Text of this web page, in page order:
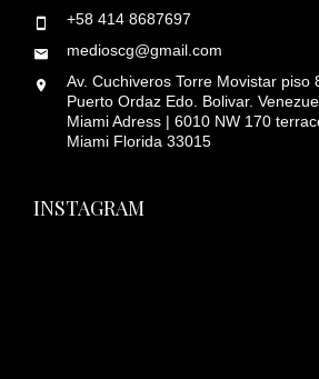
+58 414 8687697
medioscg@gmail.com
Av. Cuchiveros Torre Movistar piso
Puerto Ordaz Edo. Bolivar.
Miami Adress | 6010 NW 170
Miami Florida 33015
INSTAGRAM